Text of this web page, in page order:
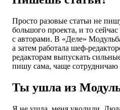
Просто разовые статьи не
большого проекта, и то
с авторами. В «Деле»
а затем работала шеф-
редакторам выпускать
пишу сама, чаще сотрудничаю
Ты ушла из